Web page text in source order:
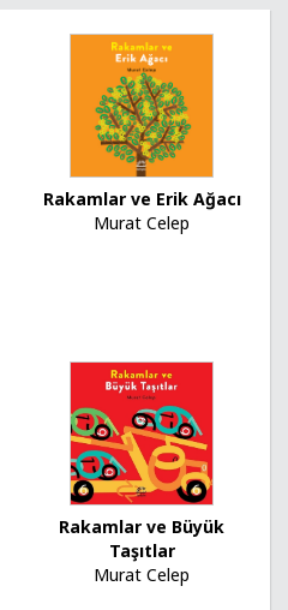
Rakamlar ve Erik Ağacı
Murat Celep
Rakamlar ve Büyük
Taşıtlar
Murat Celep